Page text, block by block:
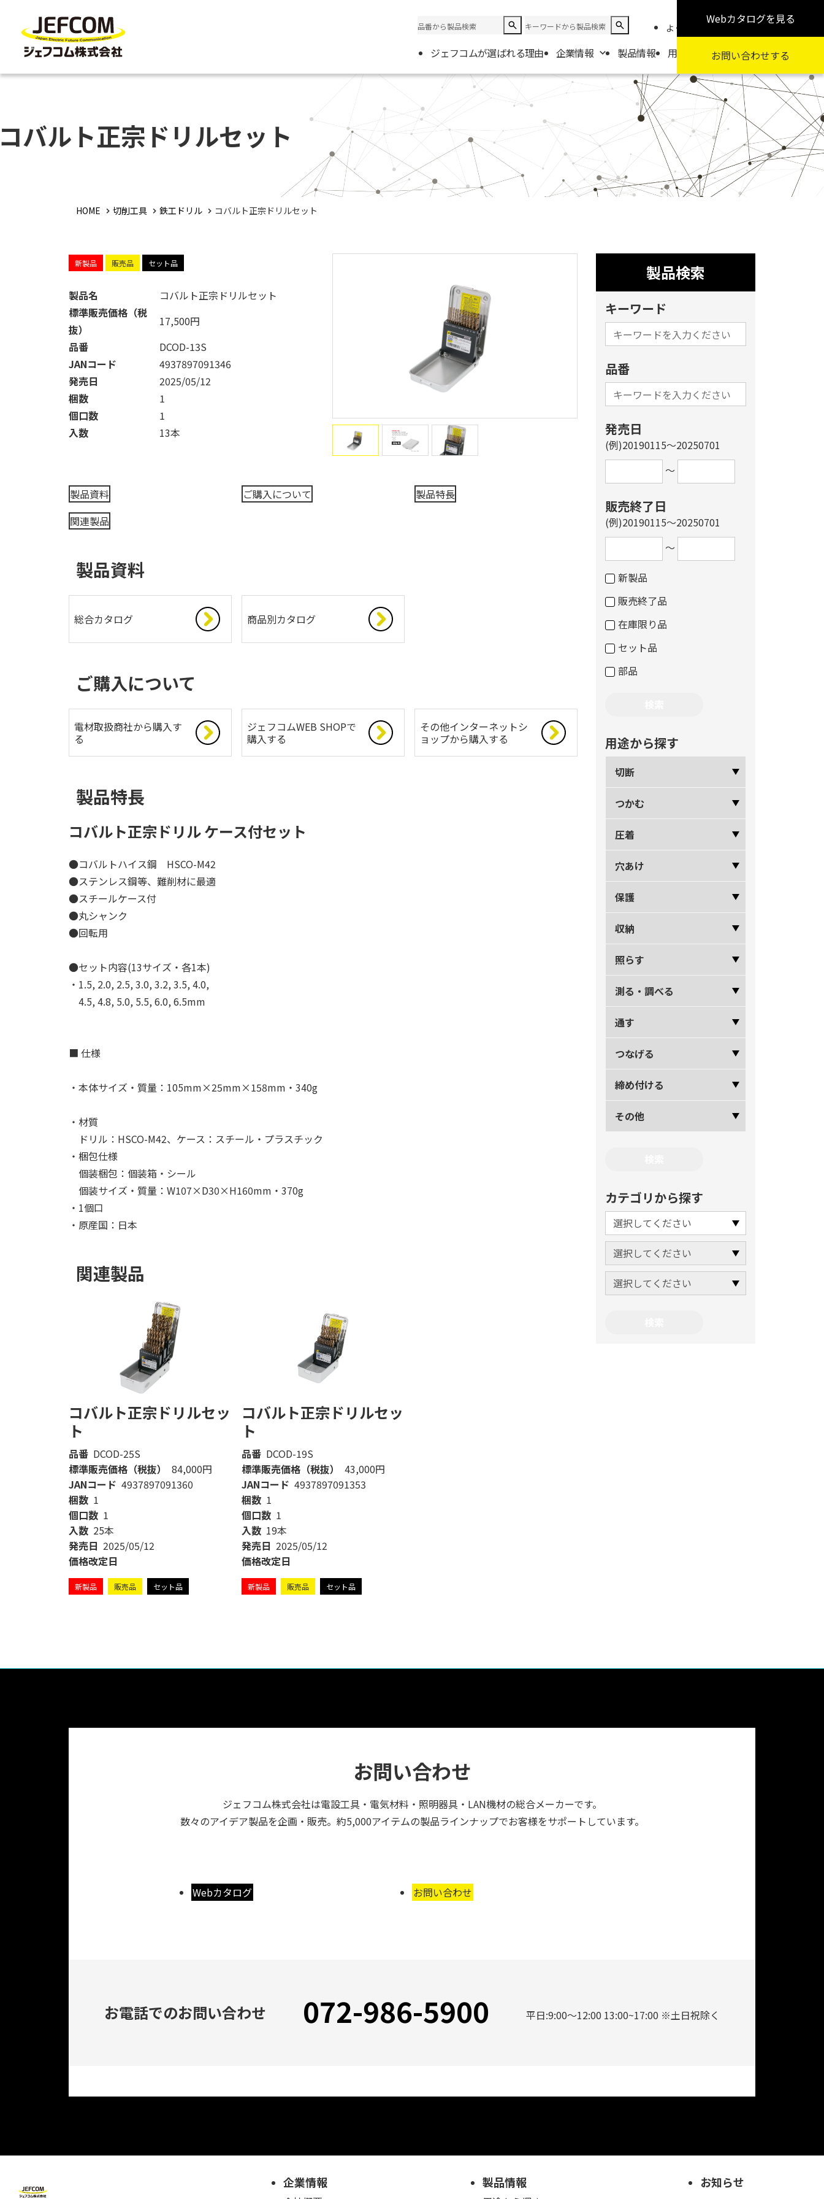
よくある質問 お知らせ 採用情報
ジェフコムが選ばれる理由 企業情報
企業情報
会社概要
電材取扱商社一覧
製品情報 用途から探す カテゴリから探す
Webカタログを見る
お問い合わせする
バルト正宗ドリルセット
HOME 切削工具 鉄工ドリル コバルト正宗ドリルセット
新製品 販売品 セット品
製品名
コバルト正宗ドリルセット
標準販売価格（税
抜）
17,500円
品番
DCOD-13S
JANコード
4937897091346
発売日
2025/05/12
梱数
1
個口数
1
入数
13本
製品資料 ご購入について
製品特長
関連製品
製品資料
総合カタログ 商品別カタログ
ご購入について
電材取扱商社から購入す
る
ジェフコムWEB SHOPで
購入する
その他インターネットシ
ョップから購入する
製品特長
コバルト正宗ドリル ケース付セット
●コバルトハイス鋼 HSCO-M42
●ステンレス鋼等、難削材に最適
●スチールケース付
●丸シャンク
●回転用
●セット内容(13サイズ・各1本)
・1.5, 2.0, 2.5, 3.0, 3.2, 3.5, 4.0,
4.5, 4.8, 5.0, 5.5, 6.0, 6.5mm
■ 仕様
・本体サイズ・質量：105mm×25mm×158mm・340g
・材質
ドリル：HSCO-M42、ケース：スチール・プラスチック
・梱包仕様
個装梱包：個装箱・シール
個装サイズ・質量：W107×D30×H160mm・370g
・1個口
・原産国：日本
関連製品
コバルト正宗ドリルセッ
ト
品番 DCOD-25S
標準販売価格（税抜）
84,000円
JANコード 4937897091360
梱数 1
個口数 1
入数 25本
発売日 2025/05/12
価格改定日
新製品 販売品 セット品
コバルト正宗ドリルセッ
ト
品番 DCOD-19S
標準販売価格（税抜）
43,000円
JANコード 4937897091353
梱数 1
個口数 1
入数 19本
発売日 2025/05/12
価格改定日
新製品 販売品 セット品
製品検索
キーワード
品番
発売日
(例)20190115～20250701
～
販売終了日
(例)20190115～20250701
～
新製品
販売終了品
在庫限り品
セット品
部品
用途から探す
切断
つかむ
圧着
穴あけ
保護
収納
照らす
測る・調べる
通す
つなげる
締め付ける
その他
カテゴリから探す
お問い合わせ
ジェフコム株式会社は電設工具・電気材料・照明器具・LAN機材の総合メーカーです。
数々のアイデア製品を企画・販売。約5,000アイテムの製品ラインナップでお客様をサポートしています。
Webカタログ お問い合わせ
お電話でのお問い合わせ 072-986-5900 平日:9:00～12:00 13:00~17:00 ※土日祝除く
企業情報 製品情報 お知らせ